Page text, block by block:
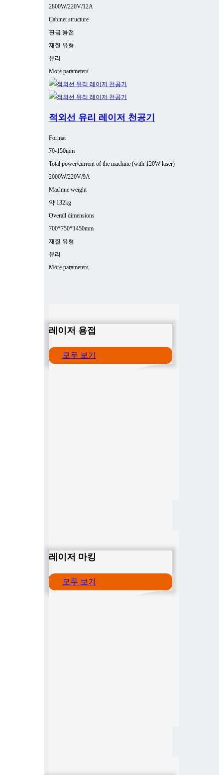
2800W/220V/12A
Cabinet structure
판금 용접
재질 유형
유리
More parameters
적외선 유리 레이저 천공기
Format
70-150mm
Total power/current of the machine (with 120W laser)
2000W/220V/9A
Machine weight
약 132kg
Overall dimensions
700*750*1450mm
재질 유형
유리
More parameters
레이저 용접
모두 보기
레이저 마킹
모두 보기